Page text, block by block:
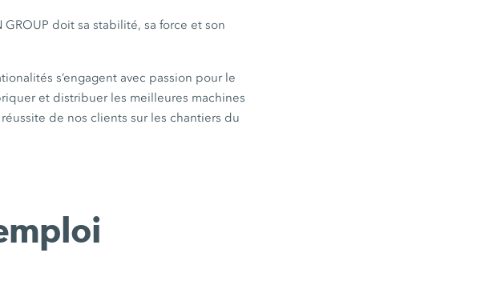
doit sa stabilité, sa force et son
s’engagent avec passion pour le
et distribuer les meilleures machines
de nos clients sur les chantiers du